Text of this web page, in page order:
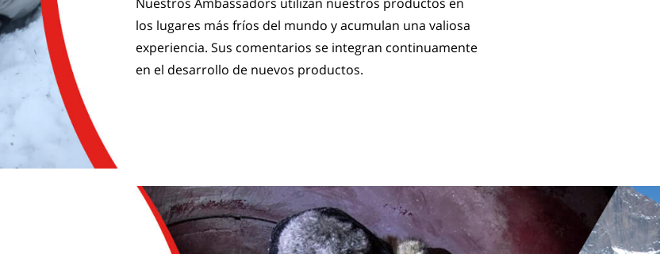
los lugares más fríos del mundo y acumulan una valiosa
experiencia. Sus comentarios se integran continuamente
en el desarrollo de nuevos productos.